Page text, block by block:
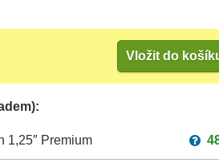
Vložit do
1,25″ Premium